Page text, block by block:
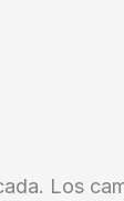
Los